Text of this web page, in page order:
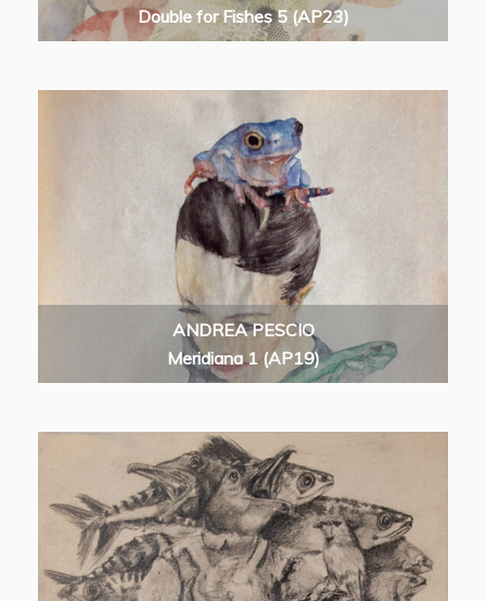
Double for Fishes 5 (AP23)
ANDREA PESCIO
Meridiana 1 (AP19)